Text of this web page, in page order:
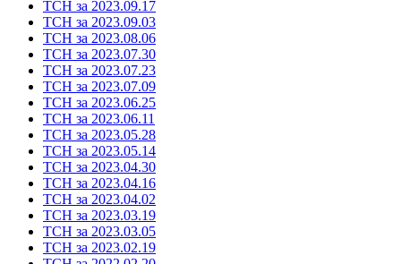
ТСН за 2023.09.17
ТСН за 2023.09.03
ТСН за 2023.08.06
ТСН за 2023.07.30
ТСН за 2023.07.23
ТСН за 2023.07.09
ТСН за 2023.06.25
ТСН за 2023.06.11
ТСН за 2023.05.28
ТСН за 2023.05.14
ТСН за 2023.04.30
ТСН за 2023.04.16
ТСН за 2023.04.02
ТСН за 2023.03.19
ТСН за 2023.03.05
ТСН за 2023.02.19